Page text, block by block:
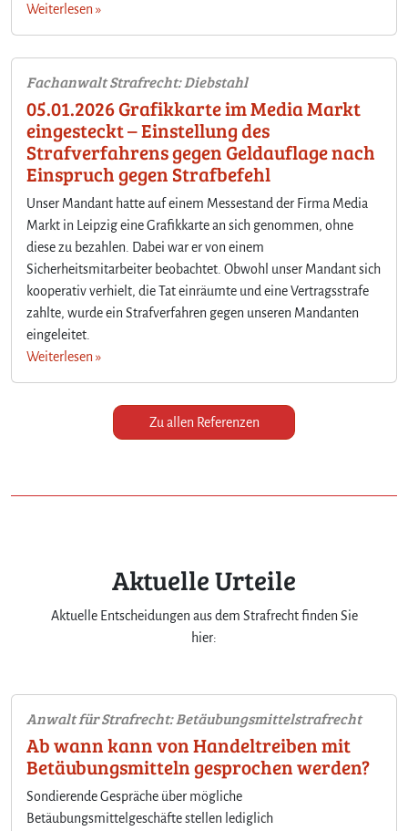
Weiterlesen »
Fachanwalt Strafrecht: Diebstahl
05.01.2026 Grafikkarte im Media Markt
eingesteckt – Einstellung des
Strafverfahrens gegen Geldauflage nach
Einspruch gegen Strafbefehl
Unser Mandant hatte auf einem Messestand der Firma Media
Markt in Leipzig eine Grafikkarte an sich genommen, ohne
diese zu bezahlen. Dabei war er von einem
Sicherheitsmitarbeiter beobachtet. Obwohl unser Mandant sich
kooperativ verhielt, die Tat einräumte und eine Vertragsstrafe
zahlte, wurde ein Strafverfahren gegen unseren Mandanten
eingeleitet.
Weiterlesen »
Zu allen Referenzen
Aktuelle Urteile
Aktuelle Entscheidungen aus dem Strafrecht finden Sie
hier:
Anwalt für Strafrecht: Betäubungsmittelstrafrecht
Ab wann kann von Handeltreiben mit
Betäubungsmitteln gesprochen werden?
Sondierende Gespräche über mögliche
Betäubungsmittelgeschäfte stellen lediglich